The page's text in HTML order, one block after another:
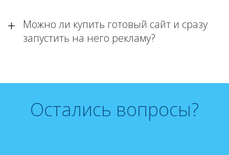
Можно ли купить готовый сайт и сразу
запустить на него рекламу?
Остались вопросы?